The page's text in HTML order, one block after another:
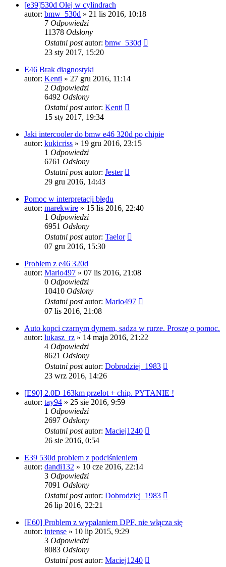
[e39]530d Olej w cylindrach
autor: bmw_530d » 21 lis 2016, 10:18
7 Odpowiedzi
11378 Odsłony
Ostatni postautor: bmw_530d
23 sty 2017, 15:20
E46 Brak diagnostyki
autor: Kenti » 27 gru 2016, 11:14
2 Odpowiedzi
6492 Odsłony
Ostatni postautor: Kenti
15 sty 2017, 19:34
Jaki intercooler do bmw e46 320d po chipie
autor: kukicriss » 19 gru 2016, 23:15
1 Odpowiedzi
6761 Odsłony
Ostatni postautor: Jester
29 gru 2016, 14:43
Pomoc w interpretacji błędu
autor: marekwire » 15 lis 2016, 22:40
1 Odpowiedzi
6951 Odsłony
Ostatni postautor: Taelor
07 gru 2016, 15:30
Problem z e46 320d
autor: Mario497 » 07 lis 2016, 21:08
0 Odpowiedzi
10410 Odsłony
Ostatni postautor: Mario497
07 lis 2016, 21:08
Auto kopci czarnym dymem, sadza w rurze. Proszę o pomoc.
autor: lukasz_rz » 14 maja 2016, 21:22
4 Odpowiedzi
8621 Odsłony
Ostatni postautor: Dobrodziej_1983
23 wrz 2016, 14:26
[E90] 2.0D 163km przelot + chip. PYTANIE !
autor: tay94 » 25 sie 2016, 9:59
1 Odpowiedzi
2697 Odsłony
Ostatni postautor: Maciej1240
26 sie 2016, 0:54
E39 530d problem z podciśnieniem
autor: dandi132 » 10 cze 2016, 22:14
3 Odpowiedzi
7091 Odsłony
Ostatni postautor: Dobrodziej_1983
26 lip 2016, 22:21
[E60] Problem z wypalaniem DPF, nie włącza się
autor: intense » 10 lip 2015, 9:29
3 Odpowiedzi
8083 Odsłony
Ostatni postautor: Maciej1240